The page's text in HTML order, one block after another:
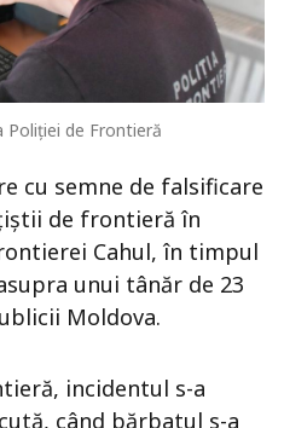
Poliției de Frontieră
cu semne de falsificare
de frontieră în
Cahul, în timpul
unui tânăr de 23
Moldova.
incidentul s-a
când bărbatul s-a